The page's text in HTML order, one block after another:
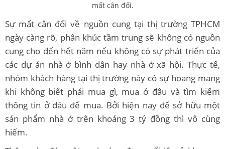
mất cân đối.
Sự mất cân đối về nguồn cung tại thị trường TPHCM
ngày càng rõ, phân khúc tầm trung sẽ không có nguồn
cung cho đến hết năm nếu không có sự phát triển của
các dự án nhà ở bình dân hay nhà ở xã hội. Thực tế,
nhóm khách hàng tại thị trường này có sự hoang mang
khi không biết phải mua gì, mua ở đâu và tìm kiếm
thông tin ở đâu để mua. Bởi hiện nay để sở hữu một
sản phẩm nhà ở trên khoảng 3 tỷ đồng thì vô cùng
hiếm.